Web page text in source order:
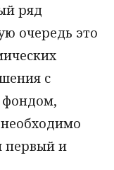
ряд
очередь это
с
первый и